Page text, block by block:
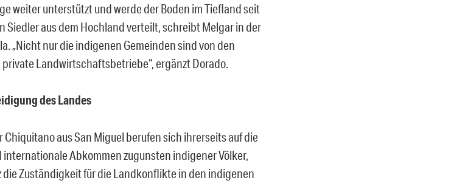
weiter unterstützt und werde der Boden im Tiefland seit
Siedler aus dem Hochland verteilt, schreibt Melgar in der
„Nicht nur die indigenen Gemeinden sind von den
Landwirtschaftsbetriebe“, ergänzt Dorado.
des Landes
aus San Miguel berufen sich ihrerseits auf die
Abkommen zugunsten indigener Völker,
Zuständigkeit für die Landkonflikte in den indigenen